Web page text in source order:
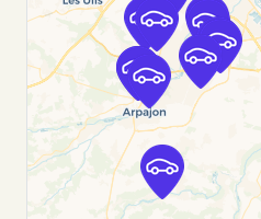
BRETIGNY SUR ORGE, FR-
Voir l'agence
Free2Move Rent -
VIRY-CHATILLON (C)
141 ROUTE NATIONALE 7
VIRY-CHATILLON, 91170